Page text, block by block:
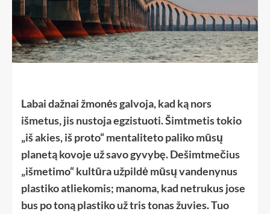
Labai dažnai žmonės galvoja, kad ką nors
išmetus, jis nustoja egzistuoti. Šimtmetis tokio
„iš akies, iš proto“ mentaliteto paliko mūsų
planetą kovoje už savo gyvybę. Dešimtmečius
„išmetimo“ kultūra užpildė mūsų vandenynus
plastiko atliekomis; manoma, kad netrukus jose
buspo toną plastiko už tris tonas žuvies. Tuo